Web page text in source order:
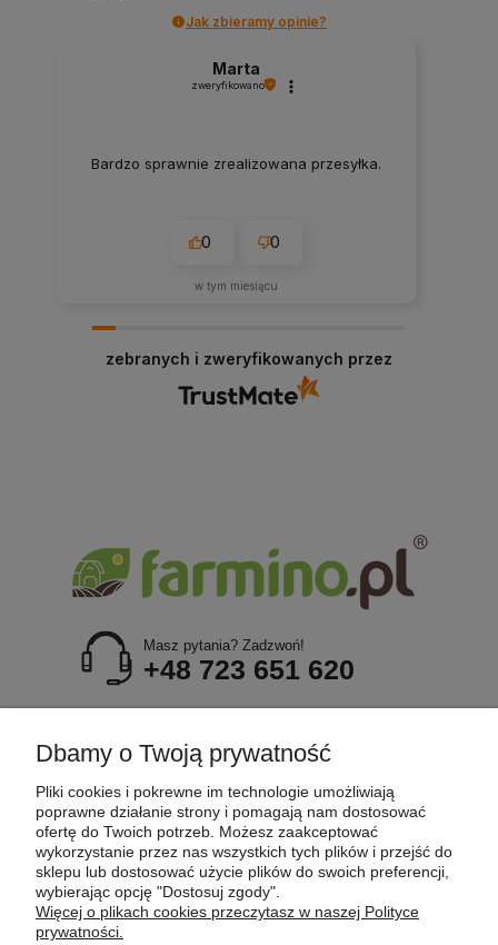
Jak zbieramy opinie?
Marta
zweryfikowano
Bardzo sprawnie zrealizowana przesyłka.
0 0
w tym miesiącu
zebranych i zweryfikowanych przez
Masz pytania? Zadzwoń!
+48 723 651 620
MOJE KONTO
PŁATNOŚCI I DOSTAWA
Dbamy o Twoją prywatność
Pliki cookies i pokrewne im technologie umożliwiają
poprawne działanie strony i pomagają nam dostosować
ofertę do Twoich potrzeb. Możesz zaakceptować
wykorzystanie przez nas wszystkich tych plików i przejść do
sklepu lub dostosować użycie plików do swoich preferencji,
wybierając opcję "Dostosuj zgody".
Więcej o plikach cookies przeczytasz w naszej Polityce
prywatności.